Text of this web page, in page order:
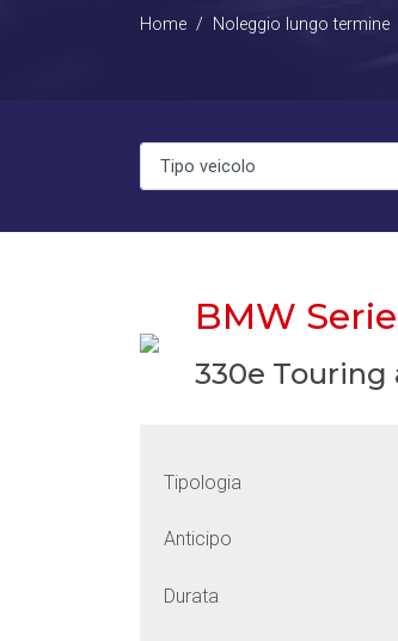
Home Noleggio lungo termine
BMW
330e Touring
Tipologia
Anticipo
Durata